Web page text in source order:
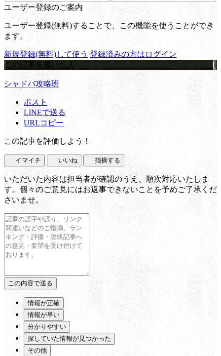
ユーザー登録のご案内
ユーザー登録(無料)することで、この機能を使うことができ
ます。
新規登録(無料)して使う 登録済みの方はログイン
この記事を書いた人
シャドバ攻略班
ポスト
LINEで送る
URLコピー
この記事を評価しよう！
イマイチ いいね 指摘する
いただいた内容は担当者が確認のうえ、順次対応いたしま
す。個々のご意見にはお返事できないことを予めご了承くだ
さいませ。
情報が正確
情報が早い
分かりやすい
探していた情報が見つかった
その他